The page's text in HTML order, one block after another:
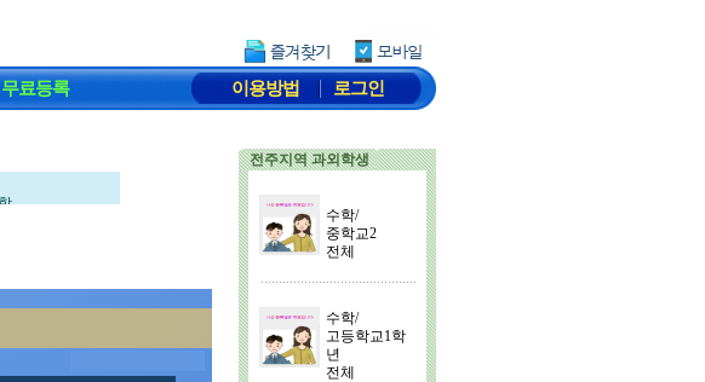
무료등록 이용방법 로그인
전주지역 과외학생
수학/
중학교2
전체
수학/
고등학교1학
년
전체